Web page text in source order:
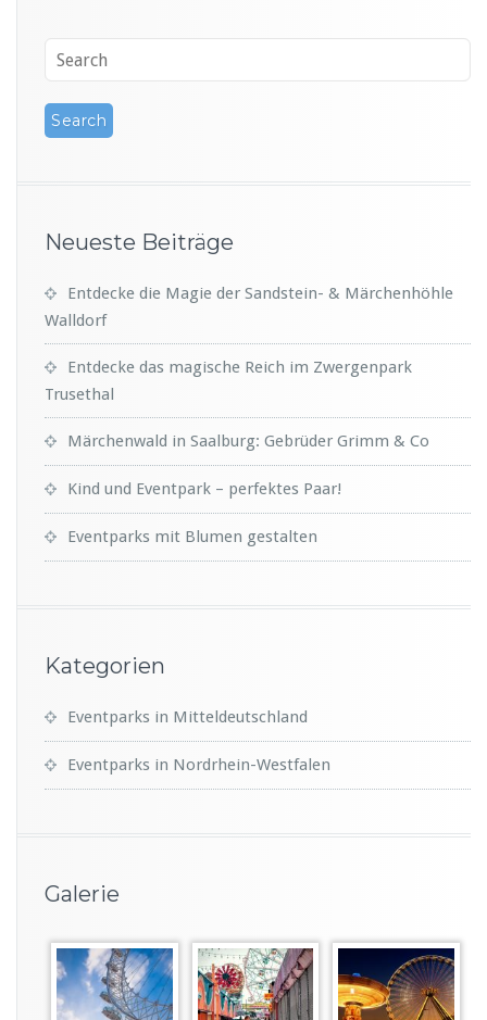
Neueste Beiträge
Entdecke die Magie der Sandstein- & Märchenhöhle
Walldorf
Entdecke das magische Reich im Zwergenpark
Trusethal
Märchenwald in Saalburg: Gebrüder Grimm & Co
Kind und Eventpark – perfektes Paar!
Eventparks mit Blumen gestalten
Kategorien
Eventparks in Mitteldeutschland
Eventparks in Nordrhein-Westfalen
Galerie